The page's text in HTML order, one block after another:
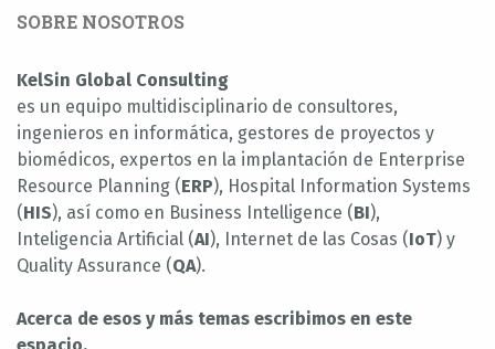
SOBRE NOSOTROS
KelSin Global Consulting
es un equipo multidisciplinario de consultores,
ingenieros en informática, gestores de proyectos y
biomédicos, expertos en la implantación de Enterprise
Resource Planning (ERP), Hospital Information Systems
(HIS), así como en Business Intelligence (BI),
Inteligencia Artificial (AI), Internet de las Cosas (IoT) y
Quality Assurance (QA).
Acerca de esos y más temas escribimos en este
espacio.